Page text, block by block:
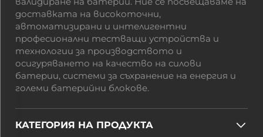
доставката на високоточни,
автоматизирани и интелигентни
професионални тестващи устройства и
технологии за производството и
осигуряването на качество на силови
батерии, системи за съхранение на енергия и
големи батерийни блокове.
КАТЕГОРИЯ НА ПРОДУКТА